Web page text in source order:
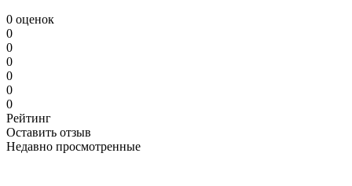
0 оценок
0
0
0
0
0
0
Рейтинг
Оставить отзыв
Недавно просмотренные